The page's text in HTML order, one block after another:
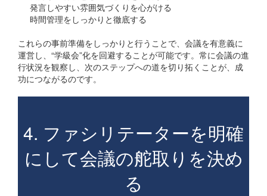
発言しやすい雰囲気づくりを心がける
時間管理をしっかりと徹底する
これらの事前準備をしっかりと行うことで、会議を有意義に
運営し、“学級会”化を回避することが可能です。常に会議の進
行状況を観察し、次のステップへの道を切り拓くことが、成
功につながるのです。
4. ファシリテーターを明確
にして会議の舵取りを決め
る